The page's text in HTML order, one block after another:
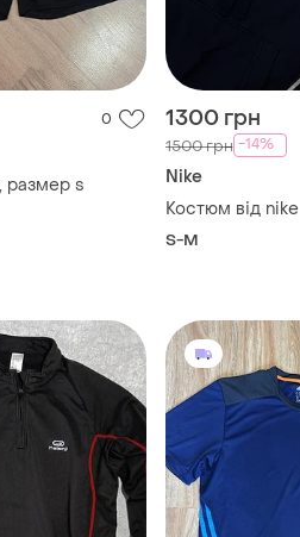
0
размер s
1300 грн
1500 грн -14%
Nike
Костюм від nike
S-M